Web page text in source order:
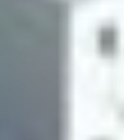
αεροσκάφος. Το F–
για τη μέτρηση των
για την
στην επιστήμη και